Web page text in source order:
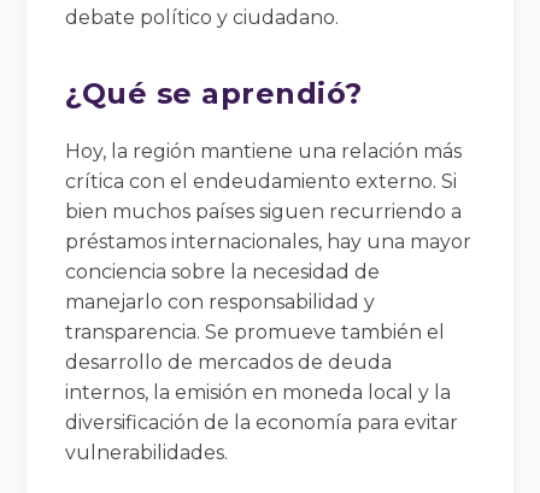
debate político y ciudadano.
¿Qué se aprendió?
Hoy, la región mantiene una relación más
crítica con el endeudamiento externo. Si
bien muchos países siguen recurriendo a
préstamos internacionales, hay una mayor
conciencia sobre la necesidad de
manejarlo con responsabilidad y
transparencia. Se promueve también el
desarrollo de mercados de deuda
internos, la emisión en moneda local y la
diversificación de la economía para evitar
vulnerabilidades.